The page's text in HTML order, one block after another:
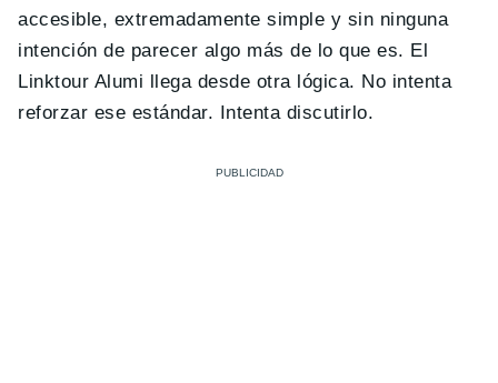
accesible, extremadamente simple y sin ninguna
intención de parecer algo más de lo que es. El
Linktour Alumi llega desde otra lógica. No intenta
reforzar ese estándar. Intenta discutirlo.